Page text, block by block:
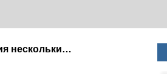
Скандал из-за худобы среди топ-моделей Израиля: история нескольких снимков